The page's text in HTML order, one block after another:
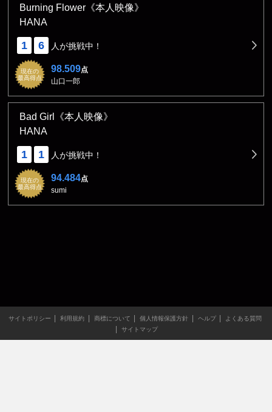
Burning Flower《本人映像》
HANA
1 6 人が挑戦中！
現在の
最高得点
98.509点
山口一郎
Bad Girl《本人映像》
HANA
1 1 人が挑戦中！
現在の
最高得点
94.484点
sumi
サイトポリシー 利用規約 商標について 個人情報保護方針 ヘルプ
よくある質問
サイトマップ